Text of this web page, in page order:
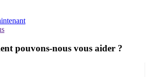
pouvons-nous vous aider ?